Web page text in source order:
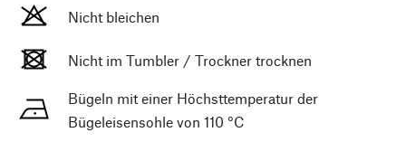
Nicht bleichen
Nicht im Tumbler / Trockner trocknen
Bügeln mit einer Höchsttemperatur der
Bügeleisensohle von 110 °C